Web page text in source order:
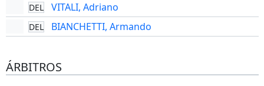
DEL VITALI, Adriano
DEL BIANCHETTI, Armando
ÁRBITROS